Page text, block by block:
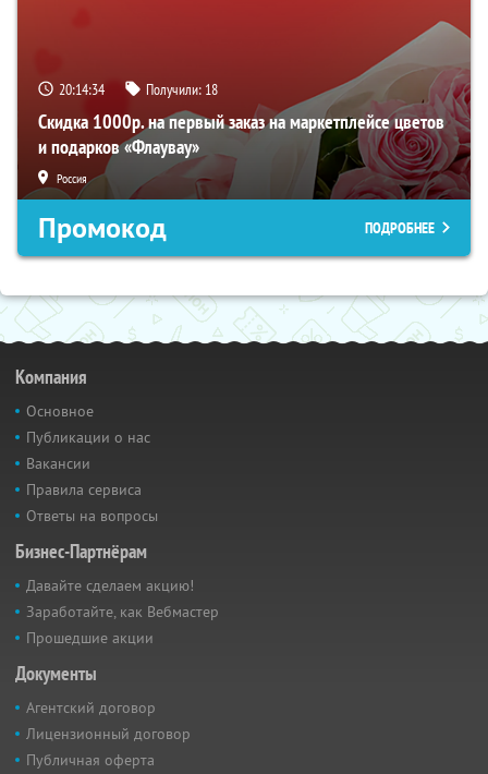
20:14:33 Получили: 18
Скидка 1000р. на первый заказ на маркетплейсе цветов
и подарков «Флаувау»
Россия
Промокод ПОДРОБНЕЕ
Компания
Основное
Публикации о нас
Вакансии
Правила сервиса
Ответы на вопросы
Бизнес-Партнёрам
Давайте сделаем акцию!
Заработайте, как Вебмастер
Прошедшие акции
Документы
Агентский договор
Лицензионный договор
Публичная оферта